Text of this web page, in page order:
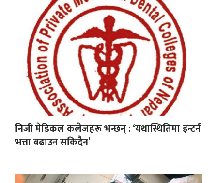
निजी मेडिकल कलेजहरू भन्छन् : ‘यथास्थितिमा इन्टर्न
भत्ता बढाउन सकिदैन’